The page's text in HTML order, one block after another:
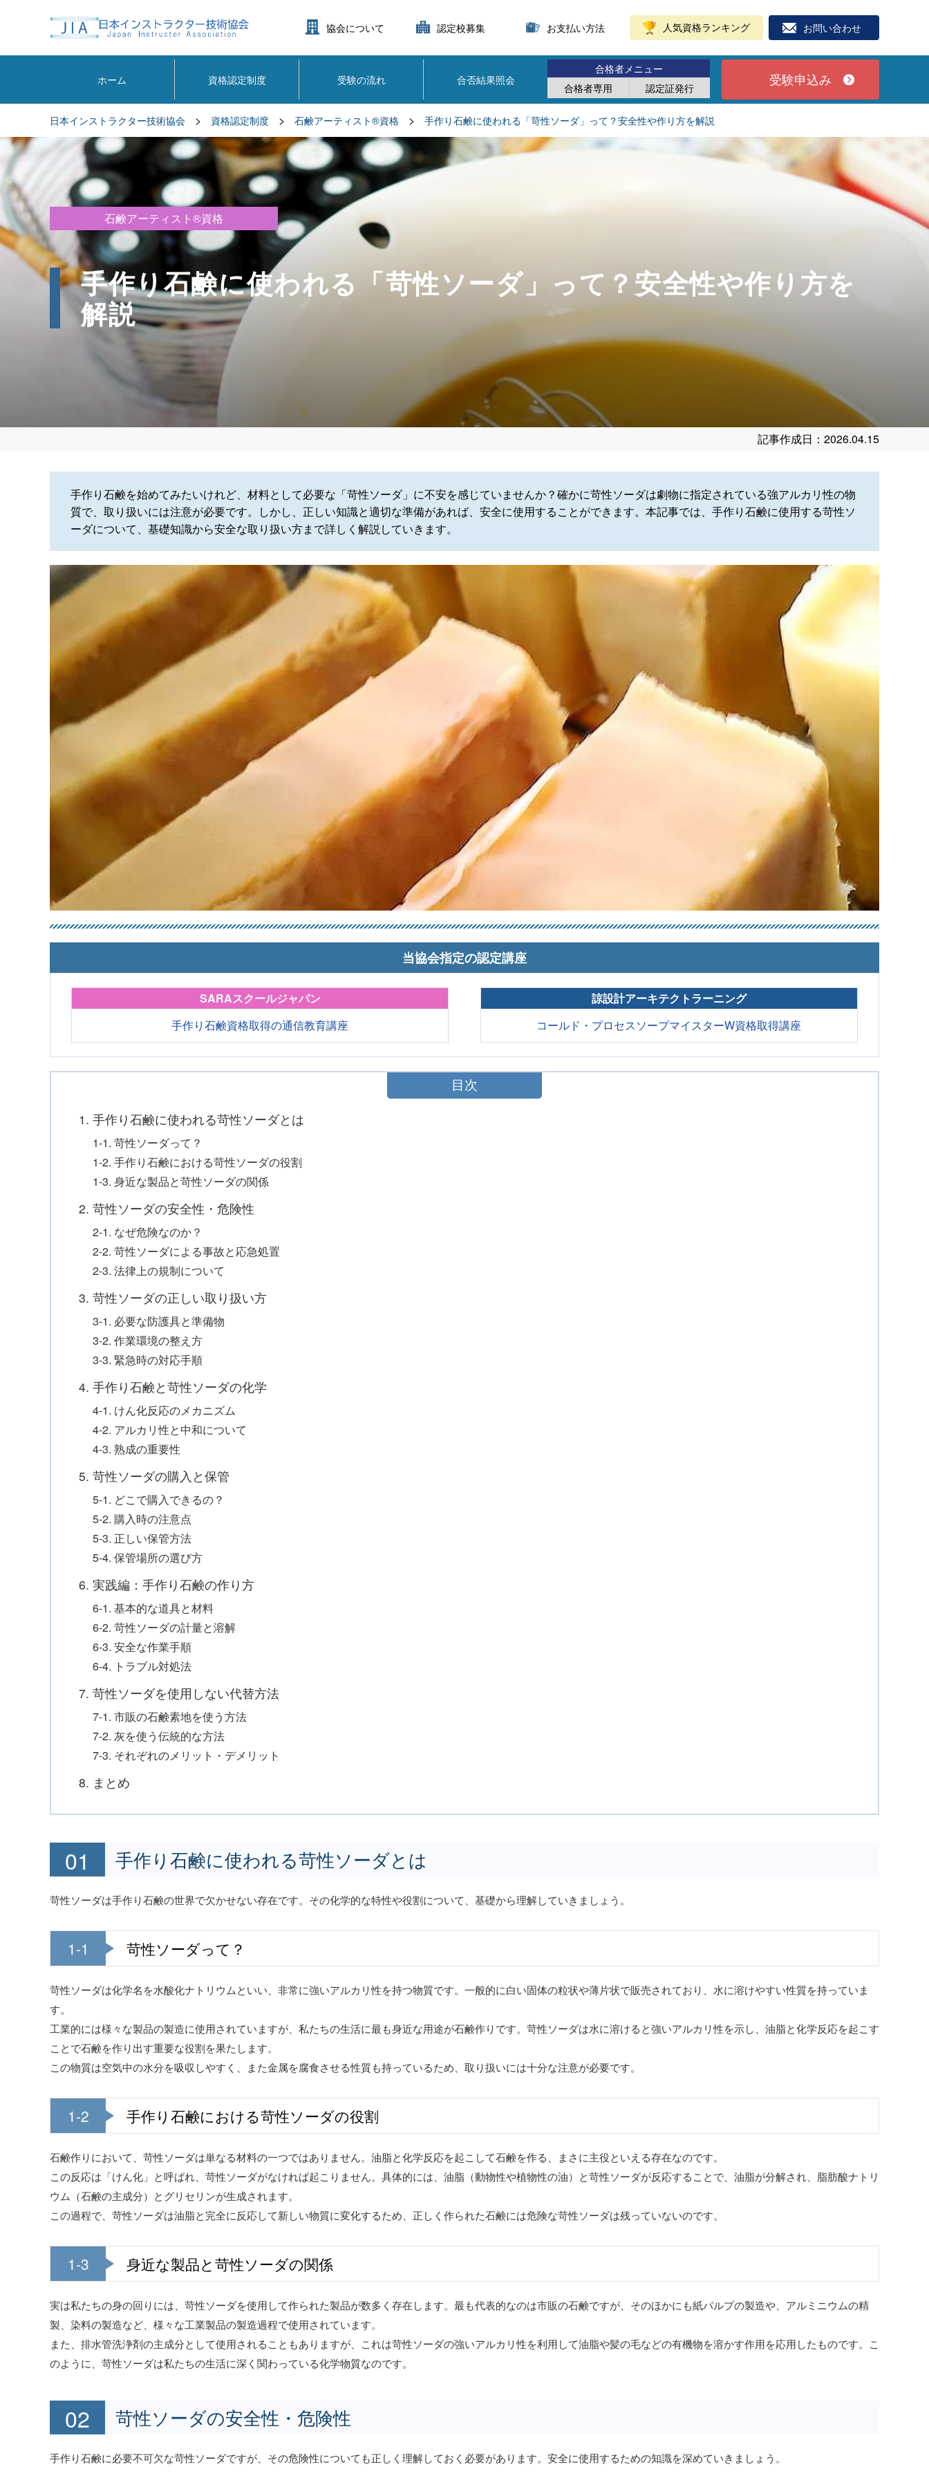
協会について 認定校募集 お支払い方法 人気資格ランキング お問い合わせ
ホーム 資格認定制度 受験の流れ 合否結果照会
合格者メニュー
合格者専用
認定証発行 受験申込み
日本インストラクター技術協会 > 資格認定制度 > 石鹸アーティスト®資格 > 手作り石鹸に使われる「苛性ソーダ」って？安全性や作り方を解説
石鹸アーティスト®資格
手作り石鹸に使われる「苛性ソーダ」って？安全性や作り方を
解説
記事作成日：2026.04.15
手作り石鹸を始めてみたいけれど、材料として必要な「苛性ソーダ」に不安を感じていませんか？確かに苛性ソーダは劇物に指定されている強アルカリ性の物
質で、取り扱いには注意が必要です。しかし、正しい知識と適切な準備があれば、安全に使用することができます。本記事では、手作り石鹸に使用する苛性ソ
ーダについて、基礎知識から安全な取り扱い方まで詳しく解説していきます。
当協会指定の認定講座
SARAスクールジャパン
手作り石鹸資格取得の通信教育講座
諒設計アーキテクトラーニング
コールド・プロセスソープマイスターW資格取得講座
目次
1. 手作り石鹸に使われる苛性ソーダとは
1-1. 苛性ソーダって？
1-2. 手作り石鹸における苛性ソーダの役割
1-3. 身近な製品と苛性ソーダの関係
2. 苛性ソーダの安全性・危険性
2-1. なぜ危険なのか？
2-2. 苛性ソーダによる事故と応急処置
2-3. 法律上の規制について
3. 苛性ソーダの正しい取り扱い方
3-1. 必要な防護具と準備物
3-2. 作業環境の整え方
3-3. 緊急時の対応手順
4. 手作り石鹸と苛性ソーダの化学
4-1. けん化反応のメカニズム
4-2. アルカリ性と中和について
4-3. 熟成の重要性
5. 苛性ソーダの購入と保管
5-1. どこで購入できるの？
5-2. 購入時の注意点
5-3. 正しい保管方法
5-4. 保管場所の選び方
6. 実践編：手作り石鹸の作り方
6-1. 基本的な道具と材料
6-2. 苛性ソーダの計量と溶解
6-3. 安全な作業手順
6-4. トラブル対処法
7. 苛性ソーダを使用しない代替方法
7-1. 市販の石鹸素地を使う方法
7-2. 灰を使う伝統的な方法
7-3. それぞれのメリット・デメリット
8. まとめ
手作り石鹸に使われる苛性ソーダとは
苛性ソーダは手作り石鹸の世界で欠かせない存在です。その化学的な特性や役割について、基礎から理解していきましょう。
1-1 苛性ソーダって？
苛性ソーダは化学名を水酸化ナトリウムといい、非常に強いアルカリ性を持つ物質です。一般的に白い固体の粒状や薄片状で販売されており、水に溶けやすい性質を持っていま
す。
工業的には様々な製品の製造に使用されていますが、私たちの生活に最も身近な用途が石鹸作りです。苛性ソーダは水に溶けると強いアルカリ性を示し、油脂と化学反応を起こす
ことで石鹸を作り出す重要な役割を果たします。
この物質は空気中の水分を吸収しやすく、また金属を腐食させる性質も持っているため、取り扱いには十分な注意が必要です。
1-2 手作り石鹸における苛性ソーダの役割
石鹸作りにおいて、苛性ソーダは単なる材料の一つではありません。油脂と化学反応を起こして石鹸を作る、まさに主役といえる存在なのです。
この反応は「けん化」と呼ばれ、苛性ソーダがなければ起こりません。具体的には、油脂（動物性や植物性の油）と苛性ソーダが反応することで、油脂が分解され、脂肪酸ナトリ
ウム（石鹸の主成分）とグリセリンが生成されます。
この過程で、苛性ソーダは油脂と完全に反応して新しい物質に変化するため、正しく作られた石鹸には危険な苛性ソーダは残っていないのです。
1-3 身近な製品と苛性ソーダの関係
実は私たちの身の回りには、苛性ソーダを使用して作られた製品が数多く存在します。最も代表的なのは市販の石鹸ですが、そのほかにも紙パルプの製造や、アルミニウムの精
製、染料の製造など、様々な工業製品の製造過程で使用されています。
また、排水管洗浄剤の主成分として使用されることもありますが、これは苛性ソーダの強いアルカリ性を利用して油脂や髪の毛などの有機物を溶かす作用を応用したものです。こ
のように、苛性ソーダは私たちの生活に深く関わっている化学物質なのです。
苛性ソーダの安全性・危険性
手作り石鹸に必要不可欠な苛性ソーダですが、その危険性についても正しく理解しておく必要があります。安全に使用するための知識を深めていきましょう。